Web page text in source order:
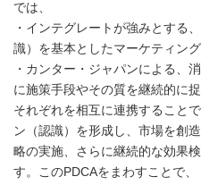
では、
・インテグレートが強みとする
識）を基本としたマーケティン
・カンター・ジャパンによる、
に施策手段やその質を継続的に
それぞれを相互に連携すること
ン（認識）を形成し、市場を創
略の実施、さらに継続的な効果
す。このPDCAをまわすことで